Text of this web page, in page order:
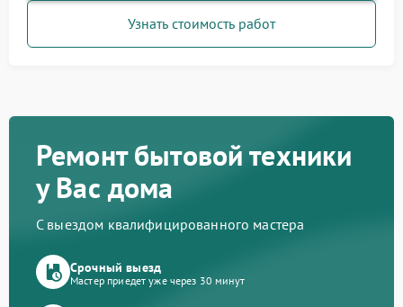
Узнать стоимость работ
Ремонт бытовой техники
у Вас дома
С выездом квалифицированного мастера
Срочный выезд
Мастер приедет уже через 30 минут